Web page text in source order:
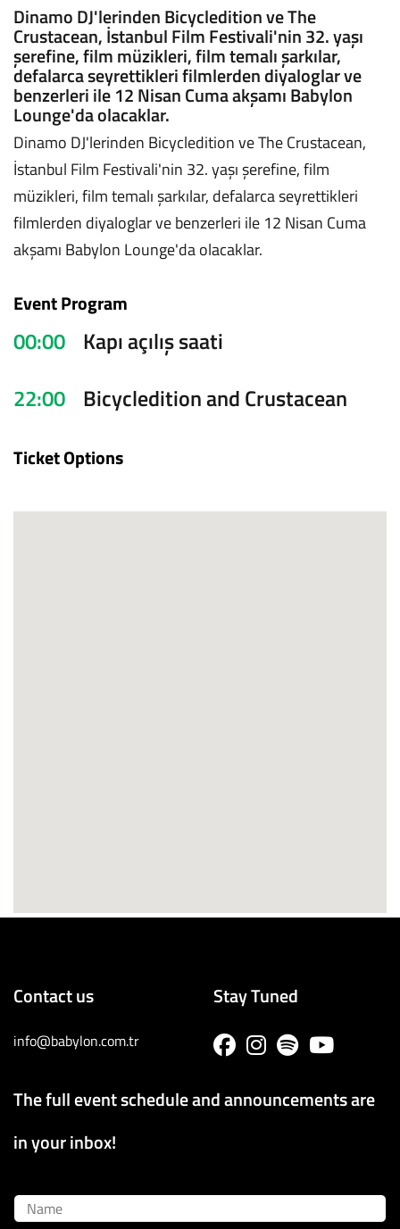
Dinamo DJ'lerinden Bicycledition ve The
Crustacean, İstanbul Film Festivali'nin 32. yaşı
şerefine, film müzikleri, film temalı şarkılar,
defalarca seyrettikleri filmlerden diyaloglar ve
benzerleri ile 12 Nisan Cuma akşamı Babylon
Lounge'da olacaklar.
Dinamo DJ'lerinden Bicycledition ve The Crustacean,
İstanbul Film Festivali'nin 32. yaşı şerefine, film
müzikleri, film temalı şarkılar, defalarca seyrettikleri
filmlerden diyaloglar ve benzerleri ile 12 Nisan Cuma
akşamı Babylon Lounge'da olacaklar.
Event Program
00:00 Kapı açılış saati
22:00 Bicycledition and Crustacean
Ticket Options
Contact us
info@babylon.com.tr
Stay Tuned
The full event schedule and announcements are
in your inbox!
Name